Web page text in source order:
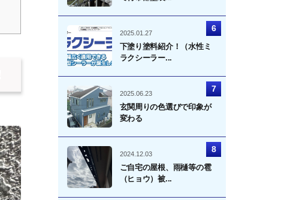
2025.01.27
下塗り塗料紹介！（水性ミ
ラクシーラー...
2025.06.23
玄関周りの色選びで印象が
変わる
2024.12.03
ご自宅の屋根、雨樋等の雹
（ヒョウ）被...